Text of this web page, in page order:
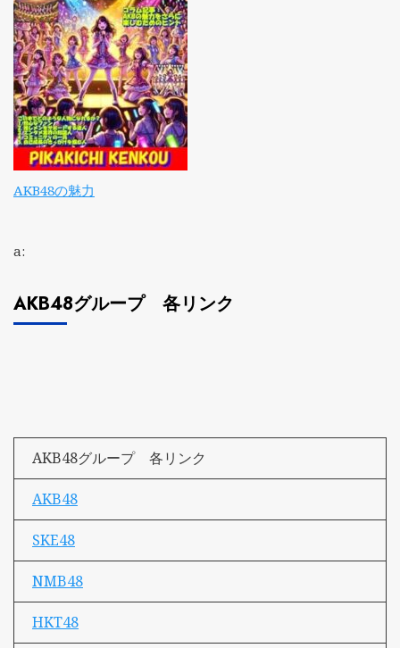
AKB48の魅力
a:
AKB48グループ 各リンク
AKB48グループ 各リンク
AKB48
SKE48
NMB48
HKT48